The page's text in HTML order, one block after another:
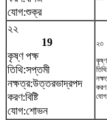
যোগ:শুক্র
২২
19
কৃষ্ণ পক্ষ
তিথি:সপ্তমী
নক্ষত্র:উত্তরভাদ্রপদ
করণ:বিষ্টি
যোগ:শোভন
২৩